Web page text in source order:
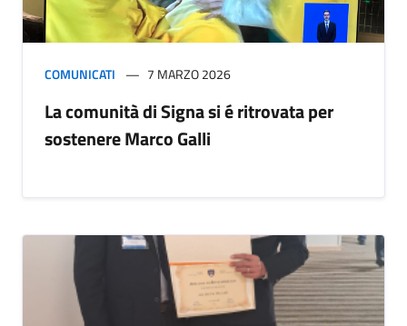
COMUNICATI 7 MARZO 2026
La comunità di Signa si é ritrovata per
sostenere Marco Galli